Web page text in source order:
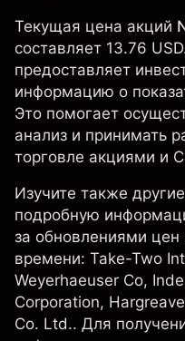
Текущая цена акций
составляет 13.76
предоставляет
информацию о
Это помогает
анализ и принимать
торговле акциями и
Изучите также
подробную
за обновлениями
времени: Take-Two
Weyerhaeuser Co,
Corporation,
Co. Ltd.. Для